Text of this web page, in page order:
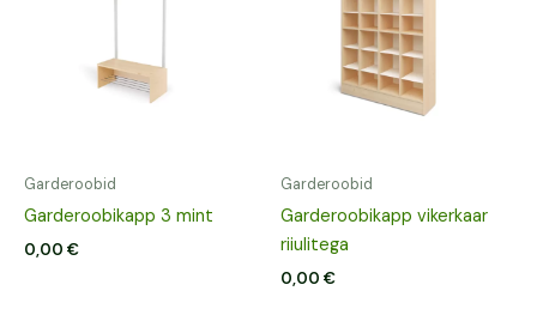
Garderoobid
Garderoobikapp 3 mint
0,00 €
Garderoobid
Garderoobikapp vikerkaar
riiulitega
0,00 €